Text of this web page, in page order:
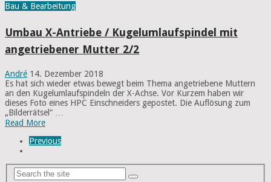
Bau & Bearbeitung
Umbau X-Antriebe / Kugelumlaufspindel mit
angetriebener Mutter 2/2
André 14. Dezember 2018
Es hat sich wieder etwas bewegt beim Thema angetriebene Muttern
an den Kugelumlaufspindeln der X-Achse. Vor Kurzem haben wir
dieses Foto eines HPC Einschneiders gepostet. Die Auflösung zum
„Bilderrätsel“ …
Read More
Previous